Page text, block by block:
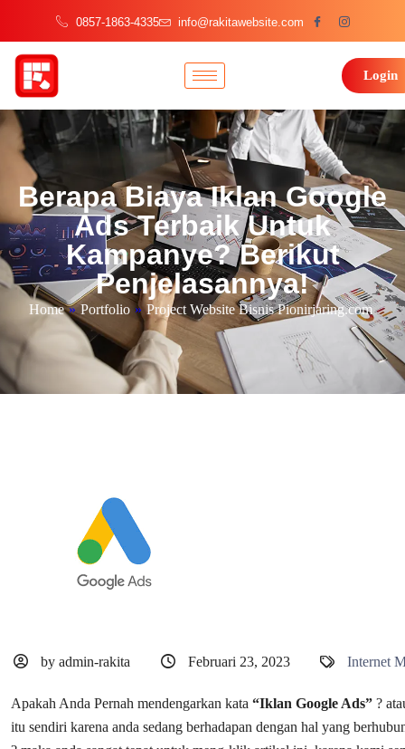
0857-1863-4335 info@rakitawebsite.com
Login
Berapa Biaya Iklan Google
Ads Terbaik Untuk
Kampanye? Berikut
Penjelasannya!
Home » Portfolio » Project Website Bisnis Pionirjaring.com
by admin-rakita Februari 23, 2023 Internet
Apakah Anda Pernah mendengarkan kata “Iklan Google Ads” ?
itu sendiri karena anda sedang berhadapan dengan hal yang